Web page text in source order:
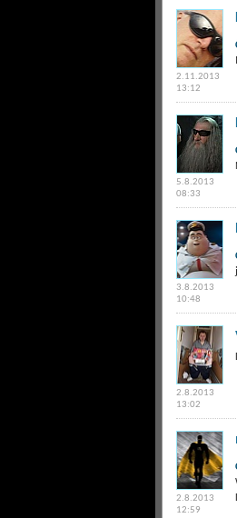
2.11.2013
13:12
5.8.2013
08:33
3.8.2013
10:48
2.8.2013
13:02
2.8.2013
12:59